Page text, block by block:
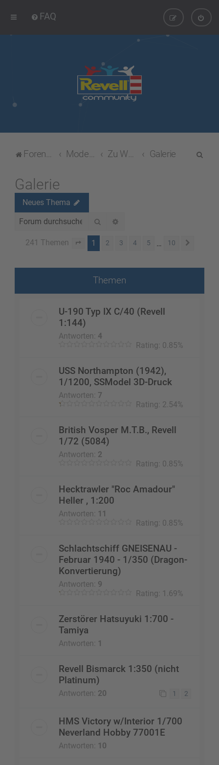
FAQ
Foren-Übersicht Modellbau-Forum Zu Wasser Galerie
Galerie
Neues Thema
Suche
241 Themen Seite von 10
1 2 3 4 5 … 10
Themen
U-190 Typ IX C/40 (Revell
1:144)
Antworten: 4
Rating: 0.85%
USS Northampton (1942),
1/1200, SSModel 3D-Druck
Antworten: 7
Rating: 2.54%
British Vosper M.T.B., Revell
1/72 (5084)
Antworten: 2
Rating: 0.85%
Hecktrawler "Roc Amadour"
Heller , 1:200
Antworten:
11
Rating: 0.85%
Schlachtschiff GNEISENAU -
Februar 1940 - 1/350 (Dragon-
Konvertierung)
Antworten: 9
Rating: 1.69%
Zerstörer Hatsuyuki 1:700 -
Tamiya
Antworten: 1
Revell Bismarck 1:350 (nicht
Platinum)
Antworten: 20 1 2
HMS Victory w/Interior 1/700
Neverland Hobby 77001E
Antworten: 10